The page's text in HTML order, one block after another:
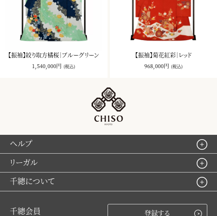
【振袖】絞り取方橘桜｜ブルーグリーン
1,540,000円 (税込)
【振袖】菊花紅彩｜レッド
968,000円 (税込)
ヘルプ
リーガル
千總について
千總会員 登録する